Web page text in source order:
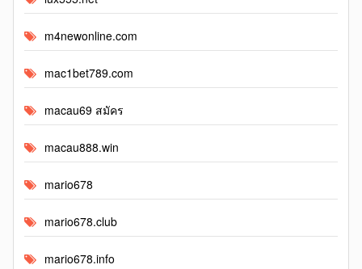
m4newonline.com
mac1bet789.com
macau69 สมัคร
macau888.win
mario678
mario678.club
mario678.info